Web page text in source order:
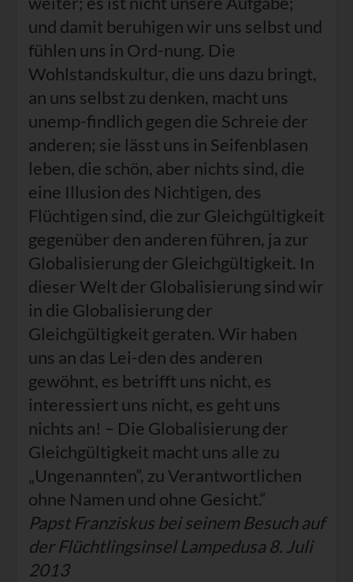
und damit beruhigen wir uns selbst und
fühlen uns in Ord-nung. Die
Wohlstandskultur, die uns dazu bringt,
an uns selbst zu denken, macht uns
unemp-findlich gegen die Schreie der
anderen; sie lässt uns in Seifenblasen
leben, die schön, aber nichts sind, die
eine Illusion des Nichtigen, des
Flüchtigen sind, die zur Gleichgültigkeit
gegenüber den anderen führen, ja zur
Globalisierung der Gleichgültigkeit. In
dieser Welt der Globalisierung sind wir
in die Globalisierung der
Gleichgültigkeit geraten. Wir haben
uns an das Lei-den des anderen
gewöhnt, es betrifft uns nicht, es
interessiert uns nicht, es geht uns
nichts an! – Die Globalisierung der
Gleichgültigkeit macht uns alle zu
„Ungenannten“, zu Verantwortlichen
ohne Namen und ohne Gesicht.“
Papst Franziskus bei seinem Besuch auf
der Flüchtlingsinsel Lampedusa 8. Juli
2013